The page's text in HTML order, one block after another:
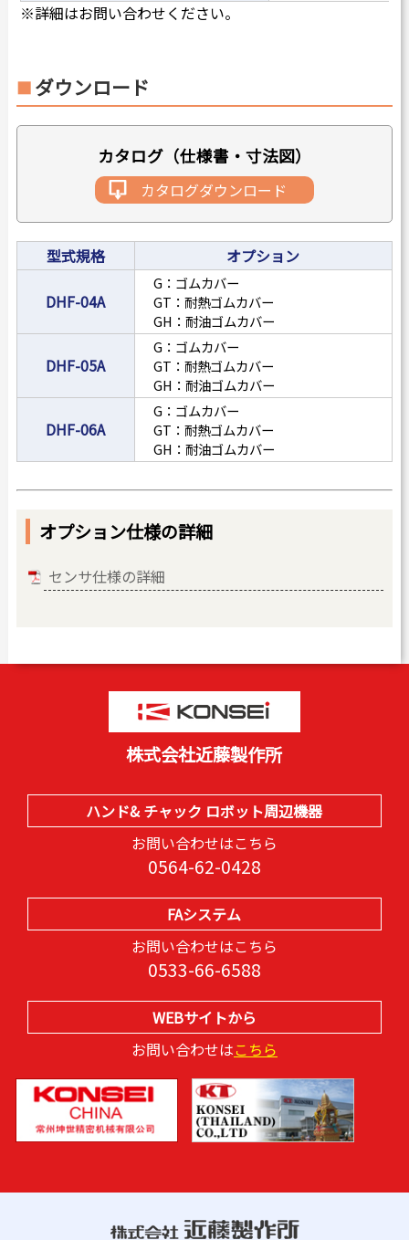
※詳細はお問い合わせください。
ダウンロード
カタログ（仕様書・寸法図）
カタログダウンロード
型式規格 オプション
DHF-04A
G：ゴムカバー
GT：耐熱ゴムカバー
GH：耐油ゴムカバー
DHF-05A
G：ゴムカバー
GT：耐熱ゴムカバー
GH：耐油ゴムカバー
DHF-06A
G：ゴムカバー
GT：耐熱ゴムカバー
GH：耐油ゴムカバー
オプション仕様の詳細
センサ仕様の詳細
株式会社近藤製作所
ハンド& チャック ロボット周辺機器
お問い合わせはこちら
0564-62-0428
FAシステム
お問い合わせはこちら
0533-66-6588
WEBサイトから
お問い合わせはこちら